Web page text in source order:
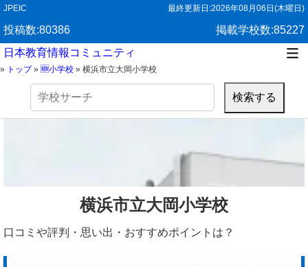
JPEIC 最終更新日:2026年08月06日(木曜日)
投稿数:80386
掲載学校数:85227
日本教育情報コミュニティ
» トップ» 🆕小学校 » 横浜市立大岡小学校
検
横浜市立大岡小学校
口コミや評判・思い出・おすすめポイントは？